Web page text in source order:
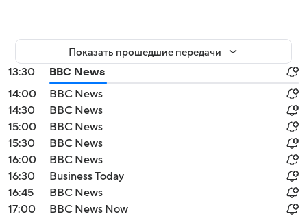
Показать прошедшие передачи
13:30
BBC News
14:00
BBC News
14:30
BBC News
15:00
BBC News
15:30
BBC News
16:00
BBC News
16:30
Business Today
16:45
BBC News
17:00
BBC News Now